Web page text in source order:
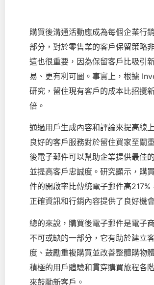
購買後溝通活動應成為每個企業行
部分，對於零售業的客戶保留策略
這也很重要，因為保留客戶比吸引
易、更有利可圖。事實上，根據
研究，留住現有客戶的成本比招攬
倍。
通過用戶生成內容和評論來提高線
良好的客戶服務對於留住買家至關
後電子郵件可以幫助企業提供最佳
並提高客戶忠誠度。研究顯示，購
件的開啟率比傳統電子郵件高217%
正確資訊和行銷內容提供了良好機
總的來說，購買後電子郵件是電子
不可或缺的一部分，它有助於建立
度、鼓勵重複購買並改善整體購物
積極的用戶體驗和貫穿購買旅程各
來鼓勵新客戶。